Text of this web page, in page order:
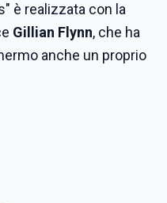
è realizzata con la
Gillian Flynn, che ha
anche un proprio